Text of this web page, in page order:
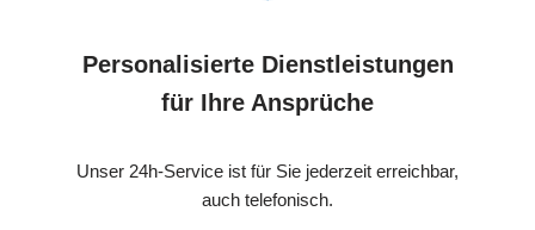
Personalisierte Dienstleistungen
für Ihre Ansprüche
Unser 24h-Service ist für Sie jederzeit erreichbar,
auch telefonisch.